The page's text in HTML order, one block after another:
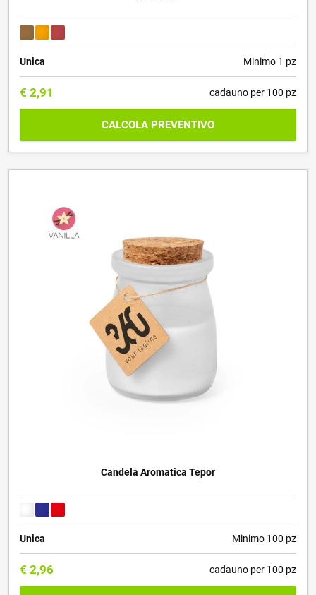
Unica Minimo 1 pz
€ 2,91 cadauno per 100 pz
CALCOLA PREVENTIVO
Candela Aromatica Tepor
Unica Minimo 100 pz
€ 2,96 cadauno per 100 pz